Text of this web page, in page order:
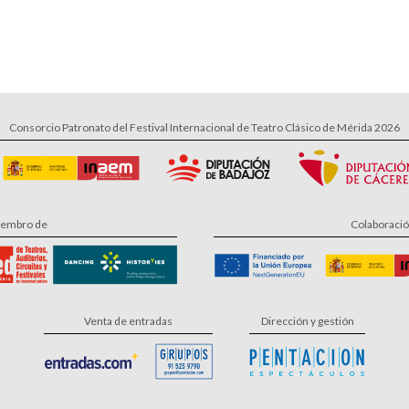
Consorcio Patronato del Festival Internacional de Teatro Clásico de Mérida 2026
de
Venta de entradas Dirección y gestión